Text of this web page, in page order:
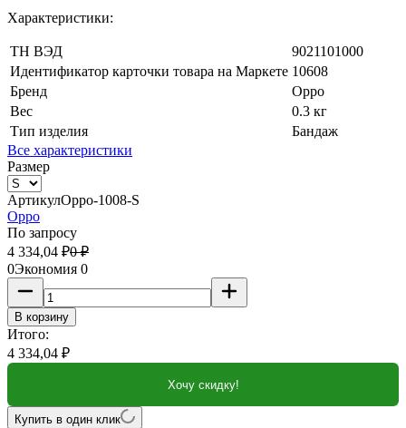
Характеристики:
ТН ВЭД
9021101000
Идентификатор карточки товара на Маркете 10608
Бренд
Oppo
Вес
0.3 кг
Тип изделия
Бандаж
Все характеристики
Размер
АртикулOppo-1008-S
Oppo
По запросу
4 334,04 ₽0 ₽
0Экономия 0
В корзину
Итого:
4 334,04 ₽
Хочу скидку!
Купить в один клик